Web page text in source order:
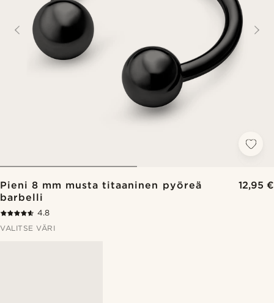
Pieni 8 mm musta titaaninen pyöreä
barbelli
12,95 €
4.8
VALITSE VÄRI